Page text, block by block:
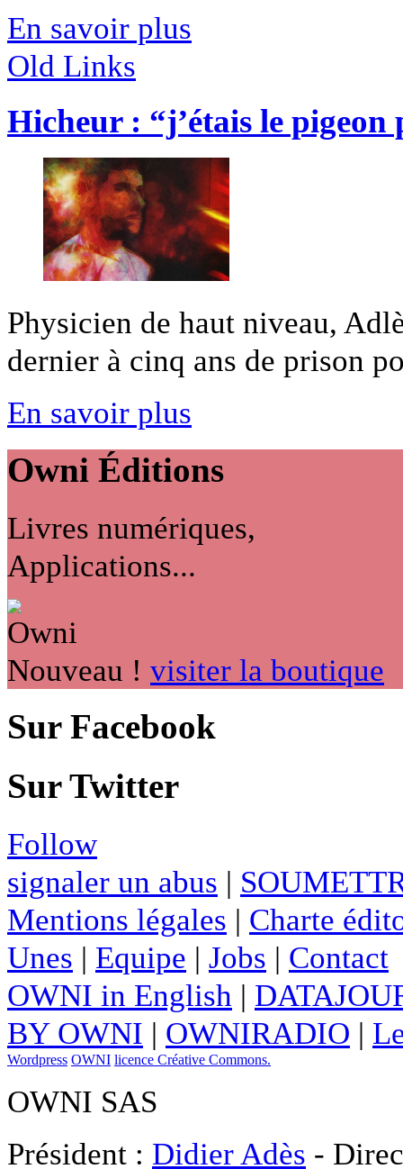
En savoir plus
Old Links
Hicheur : “j’étais le
Physicien de haut niveau,
dernier à cinq ans de prison
En savoir plus
Owni Éditions
Livres numériques,
Applications...
Nouveau ! visiter la boutique
Sur Facebook
Sur Twitter
Follow
signaler un abus |
Mentions légales | Charte
Unes | Equipe | Jobs | Contact
OWNI in English |
BY OWNI | OWNIRADIO |
Wordpress OWNI licence Créative Commons.
OWNI SAS
Président : Didier Adès -